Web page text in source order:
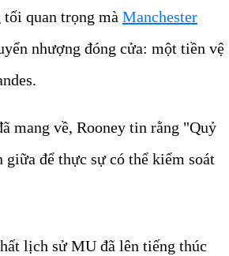
tối quan trọng mà Manchester
nhượng đóng cửa: một tiền vệ
mang về, Rooney tin rằng "Quỷ
để thực sự có thể kiểm soát
lịch sử MU đã lên tiếng thúc